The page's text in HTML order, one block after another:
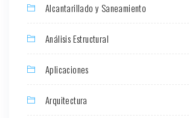
Alcantarillado y Saneamiento
Análisis Estructural
Aplicaciones
Arquitectura